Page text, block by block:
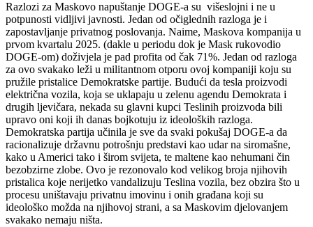
Razlozi za Maskovo napuštanje DOGE-a su višeslojni i ne u
potpunosti vidljivi javnosti. Jedan od očiglednih razloga je i
zapostavljanje privatnog poslovanja. Naime, Maskova kompanija u
prvom kvartalu 2025. (dakle u periodu dok je Mask rukovodio
DOGE-om) doživjela je pad profita od čak 71%. Jedan od razloga
za ovo svakako leži u militantnom otporu ovoj kompaniji koju su
pružile pristalice Demokratske partije. Budući da tesla proizvodi
električna vozila, koja se uklapaju u zelenu agendu Demokrata i
drugih ljevičara, nekada su glavni kupci Teslinih proizvoda bili
upravo oni koji ih danas bojkotuju iz ideoloških razloga.
Demokratska partija učinila je sve da svaki pokušaj DOGE-a da
racionalizuje državnu potrošnju predstavi kao udar na siromašne,
kako u Americi tako i širom svijeta, te maltene kao nehumani čin
bezobzirne zlobe. Ovo je rezonovalo kod velikog broja njihovih
pristalica koje nerijetko vandalizuju Teslina vozila, bez obzira što u
procesu uništavaju privatnu imovinu i onih građana koji su
ideološko možda na njihovoj strani, a sa Maskovim djelovanjem
svakako nemaju ništa.